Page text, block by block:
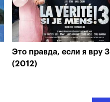
Это правда, если я вру 3
(2012)